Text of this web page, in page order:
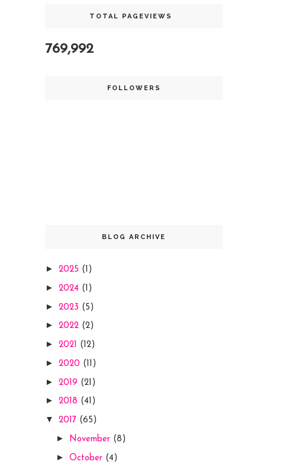
TOTAL PAGEVIEWS
769,992
FOLLOWERS
BLOG ARCHIVE
► 2025 (1)
► 2024 (1)
► 2023 (5)
► 2022 (2)
► 2021 (12)
► 2020 (11)
► 2019 (21)
► 2018 (41)
▼ 2017 (65)
► November (8)
► October (4)